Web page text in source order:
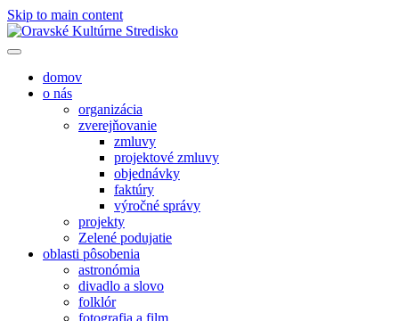
Skip to main content
domov
o nás
organizácia
zverejňovanie
zmluvy
projektové zmluvy
objednávky
faktúry
výročné správy
projekty
Zelené podujatie
oblasti pôsobenia
astronómia
divadlo a slovo
folklór
fotografia a film